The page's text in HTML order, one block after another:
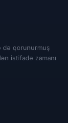
də qorunurmuş
istifadə zamanı